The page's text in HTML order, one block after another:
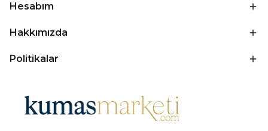
Hesabım
Hakkımızda
Politikalar